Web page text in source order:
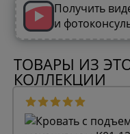
Получить
и
ТОВАРЫ ИЗ
КОЛЛЕКЦИИ